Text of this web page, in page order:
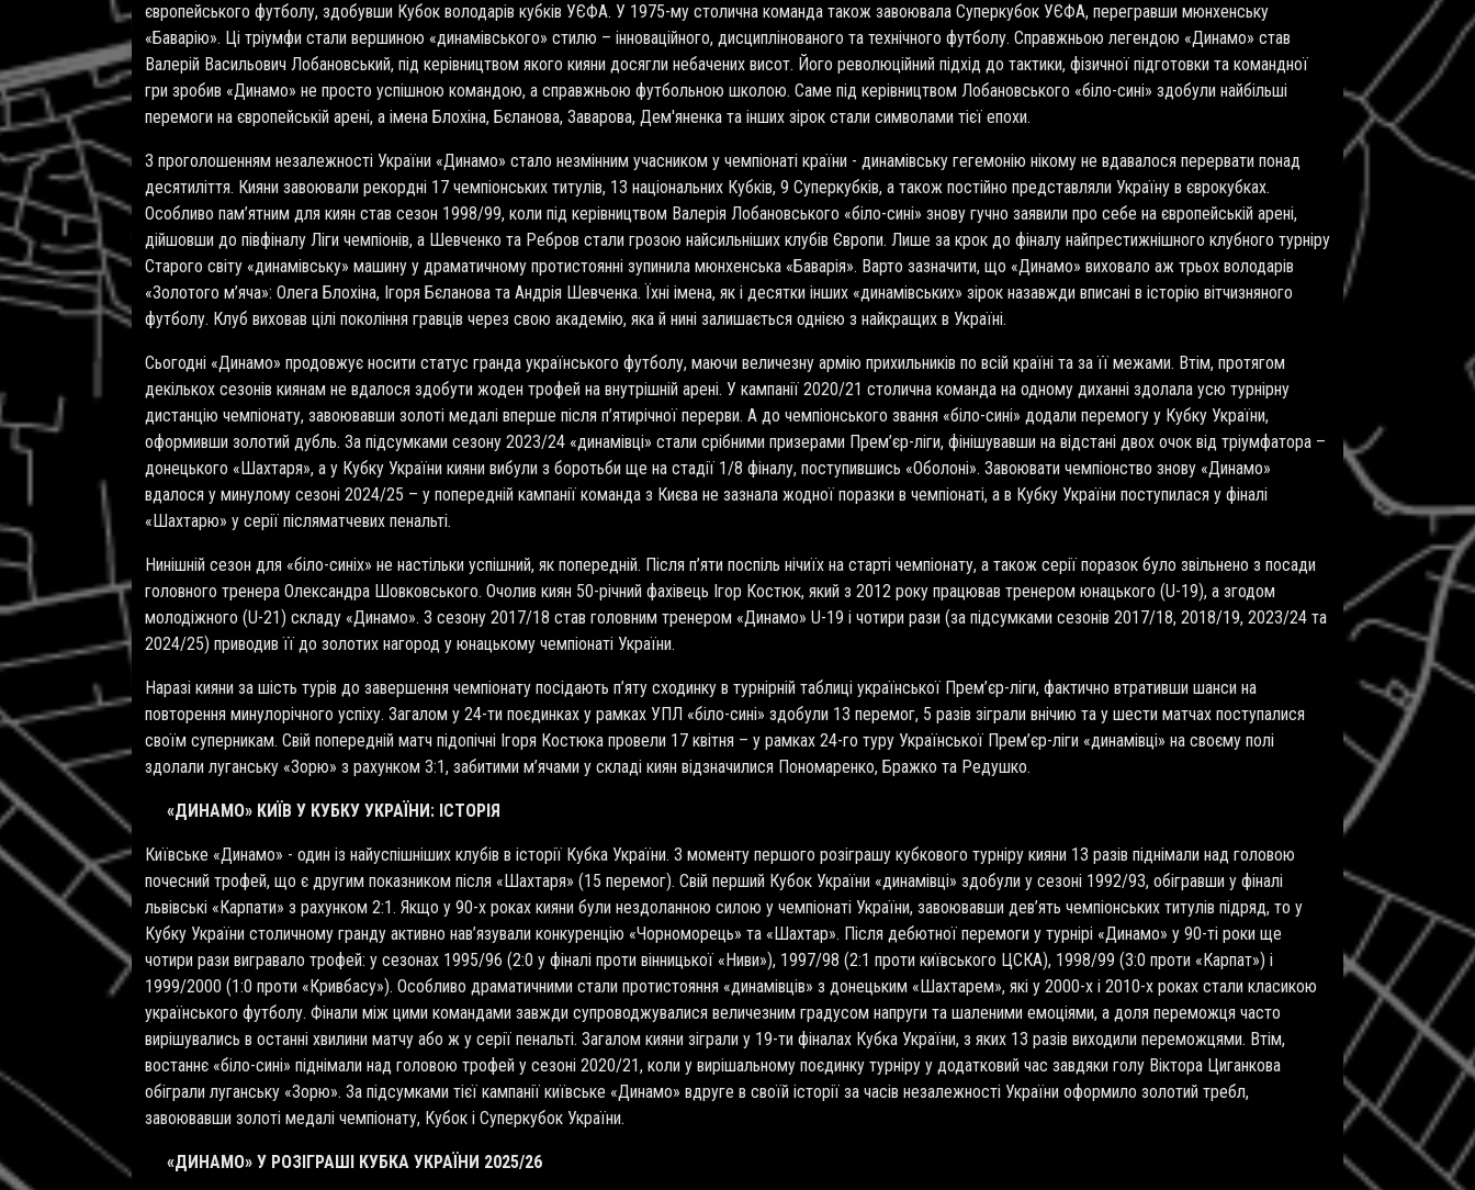
європейського футболу, здобувши Кубок володарів кубків УЄФА. У 1975-му столична команда також завоювала Суперкубок УЄФА, перегравши мюнхенську
«Баварію». Ці тріумфи стали вершиною «динамівського» стилю – інноваційного, дисциплінованого та технічного футболу. Справжньою легендою «Динамо» став
Валерій Васильович Лобановський, під керівництвом якого кияни досягли небачених висот. Його революційний підхід до тактики, фізичної підготовки та командної
гри зробив «Динамо» не просто успішною командою, а справжньою футбольною школою. Саме під керівництвом Лобановського «біло-сині» здобули найбільші
перемоги на європейській арені, а імена Блохіна, Бєланова, Заварова, Дем'яненка та інших зірок стали символами тієї епохи.
З проголошенням незалежності України «Динамо» стало незмінним учасником у чемпіонаті країни - динамівську гегемонію нікому не вдавалося перервати понад
десятиліття. Кияни завоювали рекордні 17 чемпіонських титулів, 13 національних Кубків, 9 Суперкубків, а також постійно представляли Україну в єврокубках.
Особливо пам’ятним для киян став сезон 1998/99, коли під керівництвом Валерія Лобановського «біло-сині» знову гучно заявили про себе на європейській арені,
дійшовши до півфіналу Ліги чемпіонів, а Шевченко та Ребров стали грозою найсильніших клубів Європи. Лише за крок до фіналу найпрестижнішного клубного турніру
Старого світу «динамівську» машину у драматичному протистоянні зупинила мюнхенська «Баварія». Варто зазначити, що «Динамо» виховало аж трьох володарів
«Золотого м’яча»: Олега Блохіна, Ігоря Бєланова та Андрія Шевченка. Їхні імена, як і десятки інших «динамівських» зірок назавжди вписані в історію вітчизняного
футболу. Клуб виховав цілі покоління гравців через свою академію, яка й нині залишається однією з найкращих в Україні.
Сьогодні «Динамо» продовжує носити статус гранда українського футболу, маючи величезну армію прихильників по всій країні та за її межами. Втім, протягом
декількох сезонів киянам не вдалося здобути жоден трофей на внутрішній арені. У кампанії 2020/21 столична команда на одному диханні здолала усю турнірну
дистанцію чемпіонату, завоювавши золоті медалі вперше після п’ятирічної перерви. А до чемпіонського звання «біло-сині» додали перемогу у Кубку України,
оформивши золотий дубль. За підсумками сезону 2023/24 «динамівці» стали срібними призерами Прем’єр-ліги, фінішувавши на відстані двох очок від тріумфатора –
донецького «Шахтаря», а у Кубку України кияни вибули з боротьби ще на стадії 1/8 фіналу, поступившись «Оболоні». Завоювати чемпіонство знову «Динамо»
вдалося у минулому сезоні 2024/25 – у попередній кампанії команда з Києва не зазнала жодної поразки в чемпіонаті, а в Кубку України поступилася у фіналі
«Шахтарю» у серії післяматчевих пенальті.
Нинішній сезон для «біло-синіх» не настільки успішний, як попередній. Після п’яти поспіль нічиїх на старті чемпіонату, а також серії поразок було звільнено з посади
головного тренера Олександра Шовковського. Очолив киян 50-річний фахівець Ігор Костюк, який з 2012 року працював тренером юнацького (U-19), а згодом
молодіжного (U-21) складу «Динамо». З сезону 2017/18 став головним тренером «Динамо» U-19 і чотири рази (за підсумками сезонів 2017/18, 2018/19, 2023/24 та
2024/25) приводив її до золотих нагород у юнацькому чемпіонаті України.
Наразі кияни за шість турів до завершення чемпіонату посідають п’яту сходинку в турнірній таблиці української Прем’єр-ліги, фактично втративши шанси на
повторення минулорічного успіху. Загалом у 24-ти поєдинках у рамках УПЛ «біло-сині» здобули 13 перемог, 5 разів зіграли внічию та у шести матчах поступалися
своїм суперникам. Свій попередній матч підопічні Ігоря Костюка провели 17 квітня – у рамках 24-го туру Української Прем’єр-ліги «динамівці» на своєму полі
здолали луганську «Зорю» з рахунком 3:1, забитими м’ячами у складі киян відзначилися Пономаренко, Бражко та Редушко.
«ДИНАМО» КИЇВ У КУБКУ УКРАЇНИ: ІСТОРІЯ
Київське «Динамо» - один із найуспішніших клубів в історії Кубка України. З моменту першого розіграшу кубкового турніру кияни 13 разів піднімали над головою
почесний трофей, що є другим показником після «Шахтаря» (15 перемог). Свій перший Кубок України «динамівці» здобули у сезоні 1992/93, обігравши у фіналі
львівські «Карпати» з рахунком 2:1. Якщо у 90-х роках кияни були нездоланною силою у чемпіонаті України, завоювавши дев’ять чемпіонських титулів підряд, то у
Кубку України столичному гранду активно нав’язували конкуренцію «Чорноморець» та «Шахтар». Після дебютної перемоги у турнірі «Динамо» у 90-ті роки ще
чотири рази вигравало трофей: у сезонах 1995/96 (2:0 у фіналі проти вінницької «Ниви»), 1997/98 (2:1 проти київського ЦСКА), 1998/99 (3:0 проти «Карпат») і
1999/2000 (1:0 проти «Кривбасу»). Особливо драматичними стали протистояння «динамівців» з донецьким «Шахтарем», які у 2000-х і 2010-х роках стали класикою
українського футболу. Фінали між цими командами завжди супроводжувалися величезним градусом напруги та шаленими емоціями, а доля переможця часто
вирішувались в останні хвилини матчу або ж у серії пенальті. Загалом кияни зіграли у 19-ти фіналах Кубка України, з яких 13 разів виходили переможцями. Втім,
востаннє «біло-сині» піднімали над головою трофей у сезоні 2020/21, коли у вирішальному поєдинку турніру у додатковий час завдяки голу Віктора Циганкова
обіграли луганську «Зорю». За підсумками тієї кампанії київське «Динамо» вдруге в своїй історії за часів незалежності України оформило золотий требл,
завоювавши золоті медалі чемпіонату, Кубок і Суперкубок України.
«ДИНАМО» У РОЗІГРАШІ КУБКА УКРАЇНИ 2025/26